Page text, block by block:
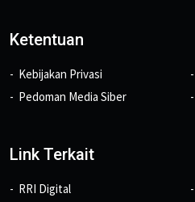
Ketentuan
Kebijakan Privasi
Pedoman Media Siber
Link Terkait
RRI Digital